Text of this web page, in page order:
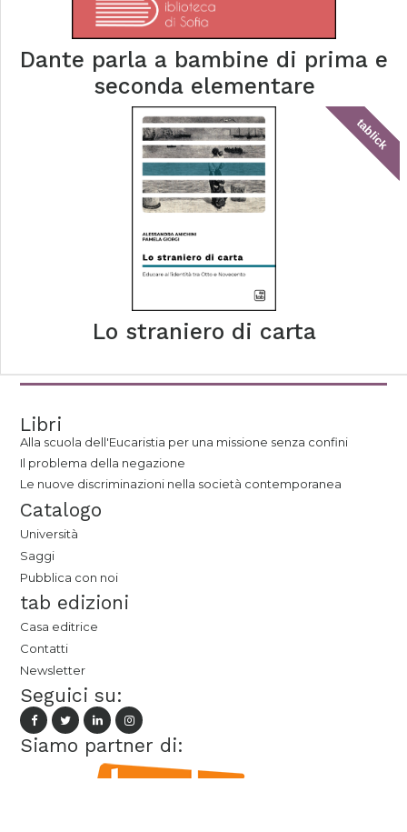
Dante parla a bambine di prima e
seconda elementare
tablick
Lo straniero di carta
Libri
Alla scuola dell'Eucaristia per una missione senza confini
Il problema della negazione
Le nuove discriminazioni nella società contemporanea
Catalogo
Università
Saggi
Pubblica con noi
tab edizioni
Casa editrice
Contatti
Newsletter
Seguici su:
Siamo partner di: